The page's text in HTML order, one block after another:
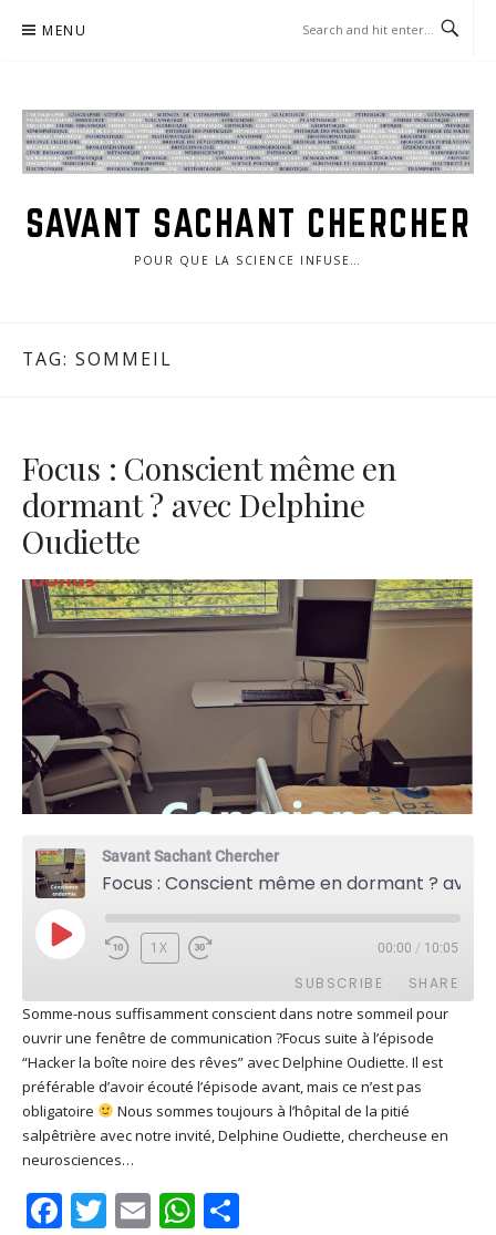
MENU
SAVANT SACHANT CHERCHER
POUR QUE LA SCIENCE INFUSE…
TAG: SOMMEIL
Focus : Conscient même en
dormant ? avec Delphine
Oudiette
Savant Sachant Chercher
PLAY
EPISODE
1X 00:00 / 10:05
SUBSCRIBE SHARE
Apple Podcasts Deezer
Google Play PocketCasts
Podcast Addict RSS
SHARE
LINK
EMBED
Somme-nous suffisamment conscient dans notre sommeil pour
ouvrir une fenêtre de communication ?Focus suite à l’épisode
“Hacker la boîte noire des rêves” avec Delphine Oudiette. Il est
préférable d’avoir écouté l’épisode avant, mais ce n’est pas
obligatoire
Nous sommes toujours à l’hôpital de la pitié
salpêtrière avec notre invité, Delphine Oudiette, chercheuse en
neurosciences…
Facebook
Twitter
EmailWhatsApp